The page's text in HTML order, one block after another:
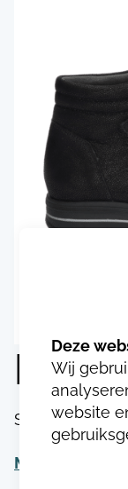
SKU:
Meer informatie
Wij
website